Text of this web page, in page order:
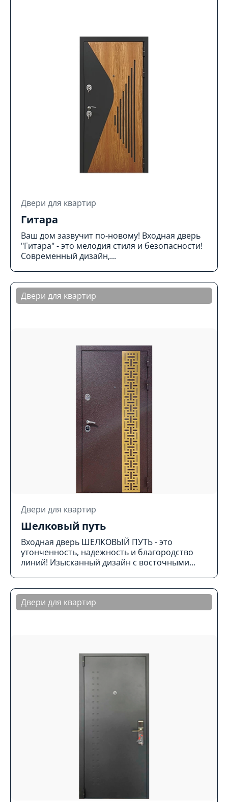
Двери для квартир
Гитара
Ваш дом зазвучит по-новому! Входная дверь
"Гитара" - это мелодия стиля и безопасности!
Современный дизайн,...
Двери для квартир
Двери для квартир
Шелковый путь
Входная дверь ШЕЛКОВЫЙ ПУТЬ - это
утонченность, надежность и благородство
линий! Изысканный дизайн с восточными...
Двери для квартир